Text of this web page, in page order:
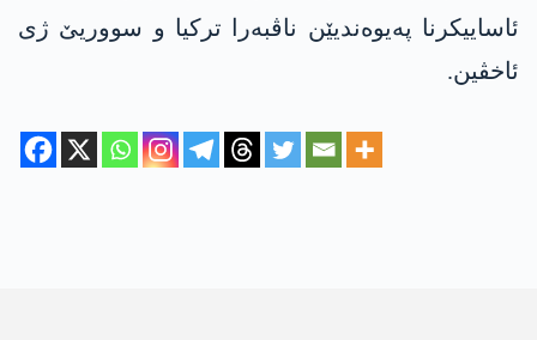
ئاساییکرنا پەیوەندیێن ناڤبەرا ترکیا و سووریێ ژی
ئاخڤین.